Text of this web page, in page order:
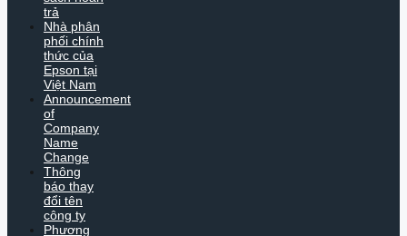
trả
Nhà phân
phối chính
thức của
Epson tại
Việt Nam
Announcement
of
Company
Name
Change
Thông
báo thay
đổi tên
công ty
Phương